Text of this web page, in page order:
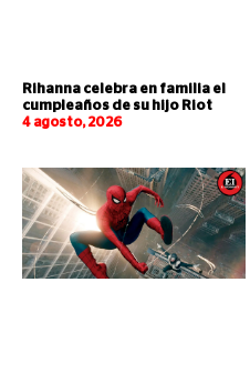
Rihanna celebra en familia el
cumpleaños de su hijo Riot
4 agosto, 2026